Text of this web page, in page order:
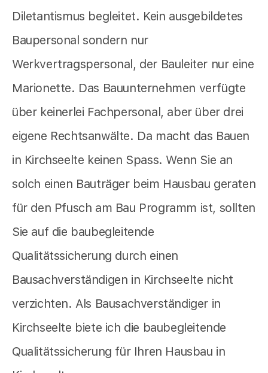
Diletantismus begleitet. Kein ausgebildetes
Baupersonal sondern nur
Werkvertragspersonal, der Bauleiter nur eine
Marionette. Das Bauunternehmen verfügte
über keinerlei Fachpersonal, aber über drei
eigene Rechtsanwälte. Da macht das Bauen
in Kirchseelte keinen Spass. Wenn Sie an
solch einen Bauträger beim Hausbau geraten
für den Pfusch am Bau Programm ist, sollten
Sie auf die baubegleitende
Qualitätssicherung durch einen
Bausachverständigen in Kirchseelte nicht
verzichten. Als Bausachverständiger in
Kirchseelte biete ich die baubegleitende
Qualitätssicherung für Ihren Hausbau in